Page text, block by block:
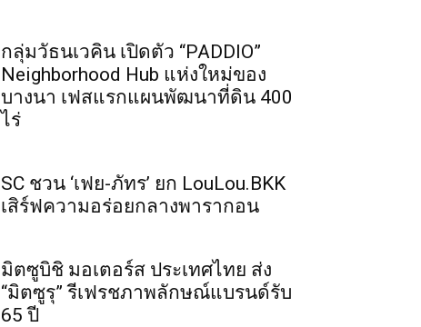
กลุ่มวัธนเวคิน เปิดตัว “PADDIO”
Neighborhood Hub แห่งใหม่ของ
บางนา เฟสแรกแผนพัฒนาที่ดิน 400
ไร่
SC ชวน ‘เฟย-ภัทร’ ยก LouLou.BKK
เสิร์ฟความอร่อยกลางพารากอน
มิตซูบิชิ มอเตอร์ส ประเทศไทย ส่ง
“มิตซูรุ” รีเฟรชภาพลักษณ์แบรนด์รับ
65 ปี